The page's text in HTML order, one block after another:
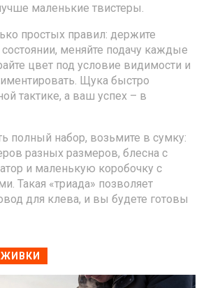
маленькие твистеры.
простых правил: держите
меняйте подачу каждые
цвет под условие видимости и
Щука быстро
тактике, а ваш успех – в
полный набор, возьмите в сумку:
разных размеров, блесна с
и маленькую коробочку с
Такая «триада» позволяет
для клевa, и вы будете готовы